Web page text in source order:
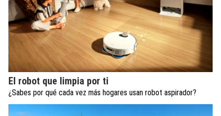
El robot que limpia por ti
¿Sabes por qué cada vez más hogares usan robot aspirador?